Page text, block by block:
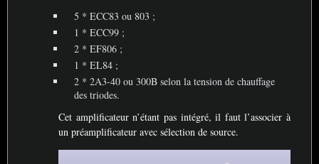
5 *ECC83 ou 803 ;
1 *ECC99 ;
2 *EF806 ;
1 *EL84 ;
2 * 2A3-40 ou 300B selon la tension de chauffage
des triodes.
Cet amplificateur n’étant pas intégré, il faut l’associer à
un préamplificateur avec sélection de source.